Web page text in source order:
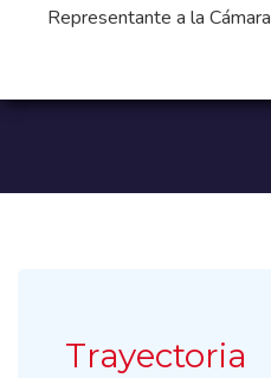
Representante a la Cámara
Trayectoria